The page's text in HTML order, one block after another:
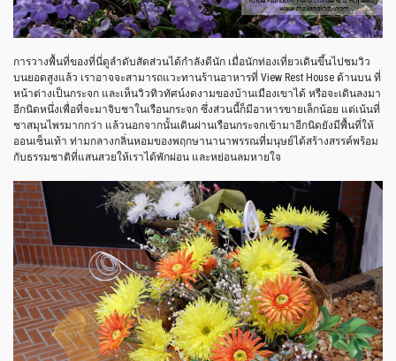
การวางพื้นที่ของที่นี่ดูลำดับสัดส่วนได้กำลังดีนัก เมื่อนักท่องเที่ยวเดินขึ้นไปชมวิว
บนยอดสูงแล้ว เราอาจจะสามารถแวะทานร้านอาหารที่ View Rest House ด้านบน ที่
หน้าต่างเป็นกระจก และเห็นวิวทิวทัศน์งดงามของบ้านเมืองเขาได้ หรือจะเดินลงมา
อีกนิดหนึ่งเพื่อที่จะมาจิบชาในเรือนกระจก ซึ่งส่วนนี้ก็มีอาหารขายเล็กน้อย แต่เน้นที่
ชาสมุนไพรมากกว่า แล้วนอกจากนั้นเดินผ่านเรือนกระจกเข้ามาอีกนิดยังมีพื้นที่ให้
ออนเซ็นเท้า ท่ามกลางกลิ่นหอมของพฤกษานานาพรรณที่มนุษย์ได้สร้างสรรค์พร้อม
กับธรรมชาติที่แสนสวยให้เราได้พักผ่อน และหย่อนลมหายใจ